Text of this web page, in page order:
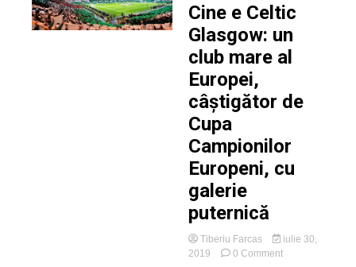
Cine e Celtic
Glasgow: un
club mare al
Europei,
câștigător de
Cupa
Campionilor
Europeni, cu
galerie
puternică
Tiberiu Farcas
iulie 30,
2019
0 Commenton